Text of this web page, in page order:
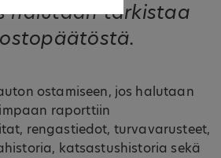
halutaan tarkistaa
ostamiseen, jos halutaan
raporttiin
rengastiedot, turvavarusteet,
katsastushistoria sekä